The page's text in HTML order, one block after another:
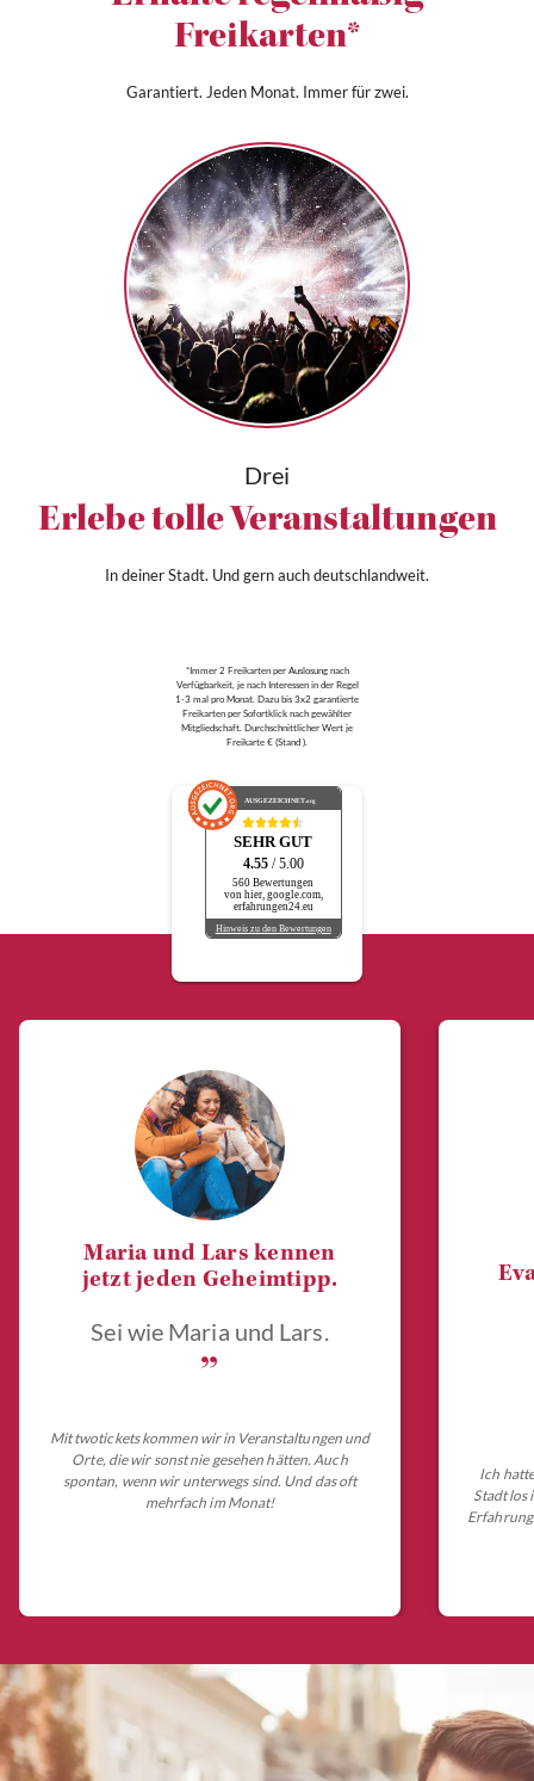
Freikarten*
Garantiert. Jeden Monat. Immer für zwei.
Drei
Erlebe tolle Veranstaltungen
In deiner Stadt. Und gern auch deutschlandweit.
*Immer 2 Freikarten per Auslosung nach
Verfügbarkeit, je nach Interessen in der Regel
1-3 mal pro Monat. Dazu bis 3x2 garantierte
Freikarten per Sofortklick nach gewählter
Mitgliedschaft. Durchschnittlicher Wert je
Freikarte € (Stand ).
AUSGEZEICHNET.org
SEHR GUT
4.55 / 5.00
560 Bewertungen
von hier, google.com,
erfahrungen24.eu
Hinweis zu den Bewertungen
Maria und Lars kennen
jetzt jeden Geheimtipp.
Sei wie Maria und Lars.
„
Mit twotickets kommen wir in Veranstaltungen und
Orte, die wir sonst nie gesehen hätten. Auch
spontan, wenn wir unterwegs sind. Und das oft
mehrfach im Monat!
Ich
Stadt los